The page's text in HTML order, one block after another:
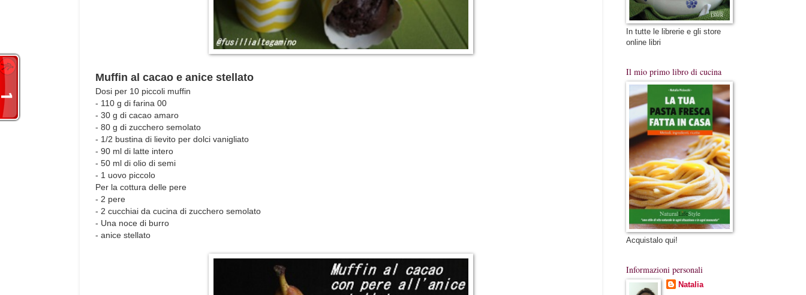
Muffin al cacao e anice stellato
Dosi per 10 piccoli muffin
- 110 g di farina 00
- 30 g di cacao amaro
- 80 g di zucchero semolato
- 1/2 bustina di lievito per dolci vanigliato
- 90 ml di latte intero
- 50 ml di olio di semi
- 1 uovo piccolo
Per la cottura delle pere
- 2 pere
- 2 cucchiai da cucina di zucchero semolato
- Una noce di burro
- anice stellato
In tutte le librerie e gli store
online libri
Il mio primo libro di cucina
Acquistalo qui!
Informazioni personali
Natalia